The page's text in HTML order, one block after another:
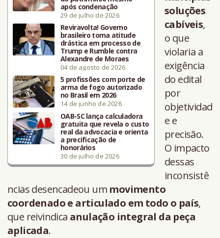
após condenação
29 de julho de 2026
Reviravolta! Governo
brasileiro toma atitude
drástica em processo de
Trump e Rumble contra
Alexandre de Moraes
04 de agosto de 2026
5 profissões com porte de
arma de fogo autorizado
no Brasil em 2026
14 de junho de 2026
OAB-SC lança calculadora
gratuita que revela o custo
real da advocacia e orienta
a precificação de
honorários
30 de julho de 2026
soluções
cabíveis,
o que
violaria a
exigência
do edital
por
objetividad
e e
precisão.
O impacto
dessas
inconsistê
ncias desencadeou um movimento
coordenado e articulado em todo o país,
que reivindica anulação integral da peça
aplicada.